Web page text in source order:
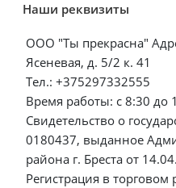
Наши реквизиты
ООО "Ты прекрасна"
Ясеневая, д. 5/2 к. 41
Тел.: +375297332555
Время работы: с 8:30 до
Свидетельство о
0180437, выданное
района г. Бреста от
Регистрация в